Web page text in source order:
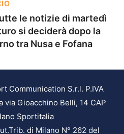
le notizie di martedì
si deciderà dopo la
tra Nusa e Fofana
Communication S.r.l. P.IVA
via Gioacchino Belli, 14 CAP
Sportitalia
di Milano N° 262 del